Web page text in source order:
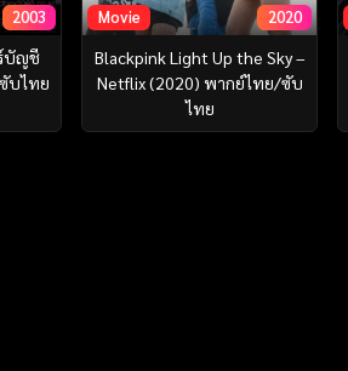
2003
บัญชี
บไทย
Movie 2020
Blackpink Light Up the Sky –
Netflix (2020) พากย์ไทย/ซับ
ไทย